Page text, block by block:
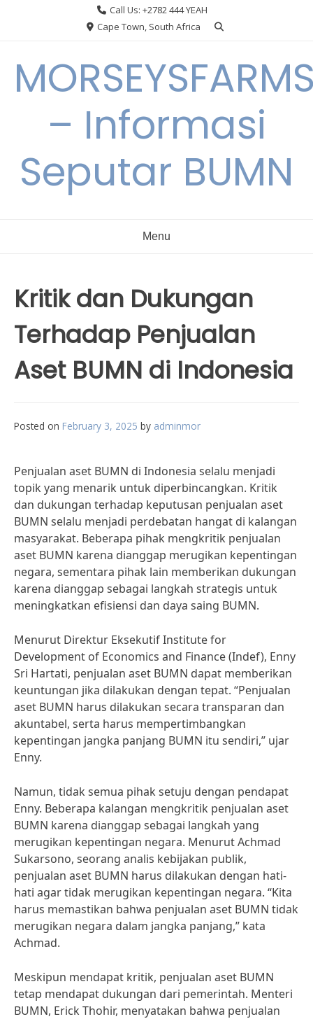
Call Us: +2782 444 YEAH
Cape Town, South Africa
– Informasi
Seputar BUMN
Menu
Kritik dan Dukungan
Terhadap Penjualan
Aset BUMN di Indonesia
Posted on February 3, 2025 by adminmor
Penjualan aset BUMN di Indonesia selalu menjadi
topik yang menarik untuk diperbincangkan. Kritik
dan dukungan terhadap keputusan penjualan aset
BUMN selalu menjadi perdebatan hangat di kalangan
masyarakat. Beberapa pihak mengkritik penjualan
aset BUMN karena dianggap merugikan kepentingan
negara, sementara pihak lain memberikan dukungan
karena dianggap sebagai langkah strategis untuk
meningkatkan efisiensi dan daya saing BUMN.
Menurut Direktur Eksekutif Institute for
Development of Economics and Finance (Indef), Enny
Sri Hartati, penjualan aset BUMN dapat memberikan
keuntungan jika dilakukan dengan tepat. “Penjualan
aset BUMN harus dilakukan secara transparan dan
akuntabel, serta harus mempertimbangkan
kepentingan jangka panjang BUMN itu sendiri,” ujar
Enny.
Namun, tidak semua pihak setuju dengan pendapat
Enny. Beberapa kalangan mengkritik penjualan aset
BUMN karena dianggap sebagai langkah yang
merugikan kepentingan negara. Menurut Achmad
Sukarsono, seorang analis kebijakan publik,
penjualan aset BUMN harus dilakukan dengan hati-
hati agar tidak merugikan kepentingan negara. “Kita
harus memastikan bahwa penjualan aset BUMN tidak
merugikan negara dalam jangka panjang,” kata
Achmad.
Meskipun mendapat kritik, penjualan aset BUMN
tetap mendapat dukungan dari pemerintah. Menteri
BUMN, Erick Thohir, menyatakan bahwa penjualan